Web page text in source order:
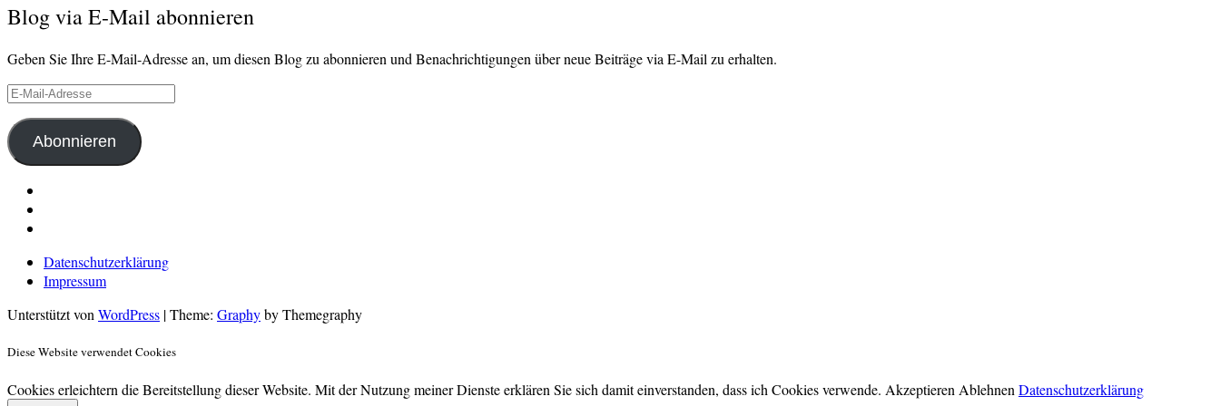
Blog via E-Mail abonnieren
Geben Sie Ihre E-Mail-Adresse an, um diesen Blog zu abonnieren und Benachrichtigungen über neue Beiträge via E-Mail zu erhalten.
E-
Adresse
Abonnieren
Datenschutzerklärung
Impressum
Unterstützt von WordPress |Theme: Graphyby Themegraphy
Diese Website verwendet Cookies
Cookies erleichtern die Bereitstellung dieser Website. Mit der Nutzung meiner Dienste erklären Sie sich damit einverstanden, dass ich Cookies verwende. AkzeptierenAblehnenDatenschutzerklärung